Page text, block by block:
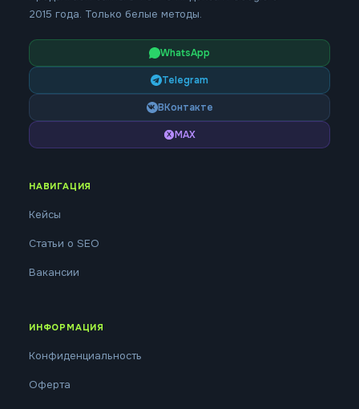
2015 года. Только белые методы.
WhatsApp
Telegram
ВКонтакте
MAX
НАВИГАЦИЯ
Кейсы
Статьи о SEO
Вакансии
ИНФОРМАЦИЯ
Конфиденциальность
Оферта